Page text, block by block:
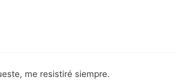
me resistiré siempre.